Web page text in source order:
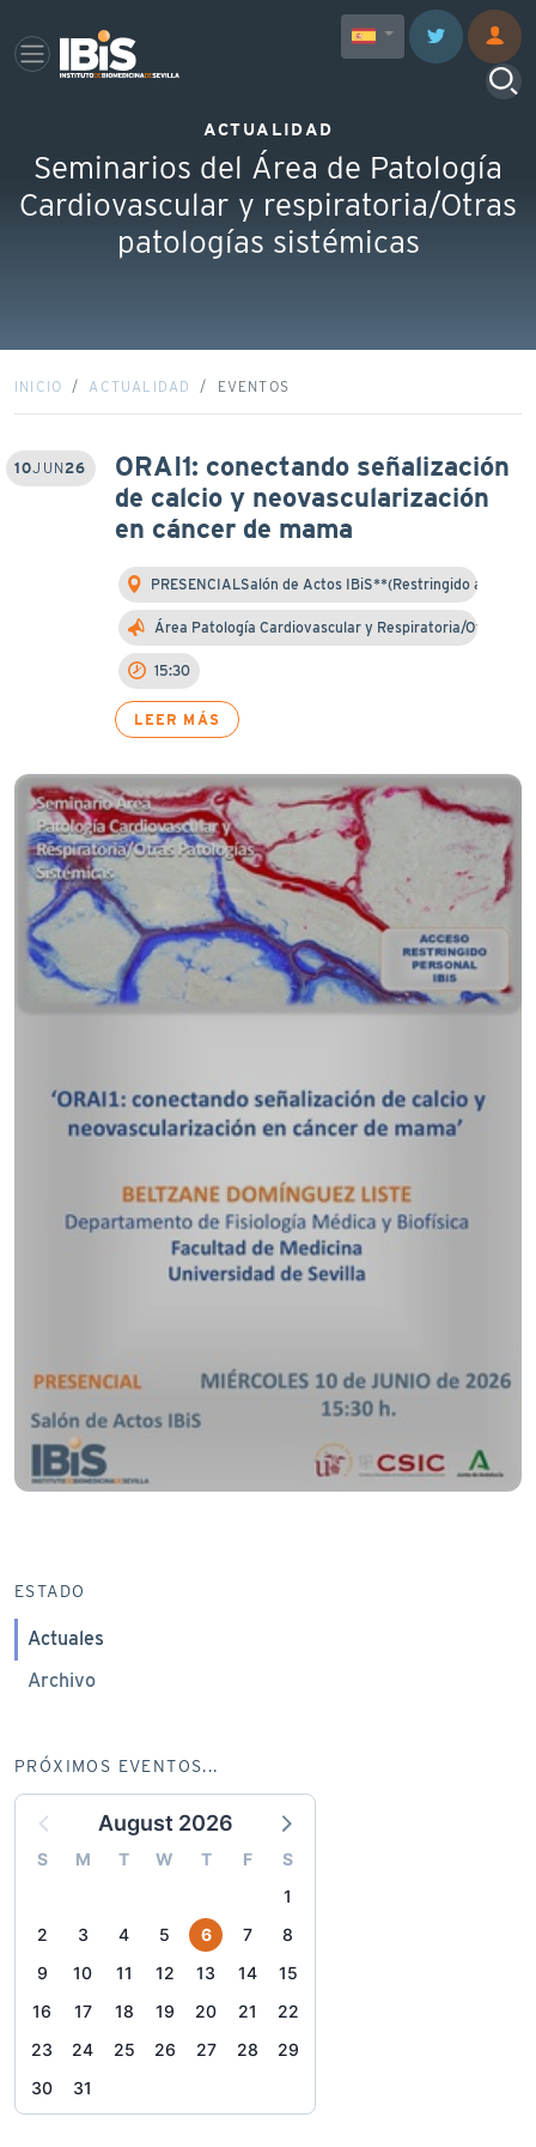
ACTUALIDAD
Seminarios del Área de Patología
Cardiovascular y respiratoria/Otras
patologías sistémicas
INICIO ACTUALIDAD EVENTOS
10JUN26
ORAI1: conectando señalización
de calcio y neovascularización
en cáncer de mama
PRESENCIALSalón de Actos IBiS**(Restringido a i...
Área Patología Cardiovascular y Respiratoria/Ot...
15:30
LEER MÁS
ESTADO
Actuales
Archivo
PRÓXIMOS EVENTOS...
August 2026
S M T W T F
S
1
2
3 4 5 6 7
8
9
10 11 12 13 14
15
16
17 18 19 20 21
22
23
24 25 26 27 28
29
30
31